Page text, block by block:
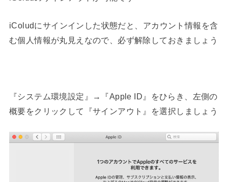
iColudにサインインした状態だと、アカウント情報を含
む個人情報が丸見えなので、必ず解除しておきましょう
『システム環境設定』→『Apple ID』をひらき、左側の
概要をクリックして『サインアウト』を選択しましょう